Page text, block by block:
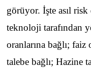
görüyor. İşte asıl risk
teknoloji tarafından
oranlarına bağlı;
talebe bağlı; Hazine